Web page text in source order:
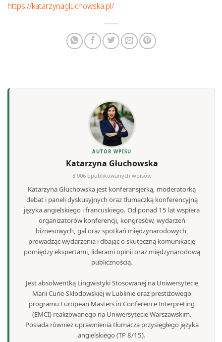
https://katarzynagluchowska.pl/
AUTOR WPISU
Katarzyna Głuchowska
3 006 opublikowanych wpisów
Katarzyna Głuchowska jest konferansjerką, moderatorką
debat i paneli dyskusyjnych oraz tłumaczką konferencyjną
języka angielskiego i francuskiego. Od ponad 15 lat wspiera
organizatorów konferencji, kongresów, wydarzeń
biznesowych, gal oraz spotkań międzynarodowych,
prowadząc wydarzenia i dbając o skuteczną komunikację
pomiędzy ekspertami, liderami opinii oraz międzynarodową
publicznością.
Jest absolwentką Lingwistyki Stosowanej na Uniwersytecie
Marii Curie-Skłodowskiej w Lublinie oraz prestiżowego
programu European Masters in Conference Interpreting
(EMCI) realizowanego na Uniwersytecie Warszawskim.
Posiada również uprawnienia tłumacza przysięgłego języka
angielskiego (TP 8/15).